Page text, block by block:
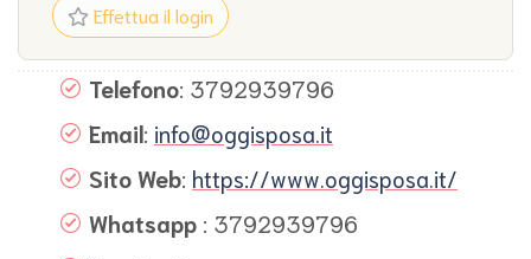
Effettua il login
Telefono: 3792939796
Email: info@oggisposa.it
Sito Web: https://www.oggisposa.it/
Whatsapp : 3792939796